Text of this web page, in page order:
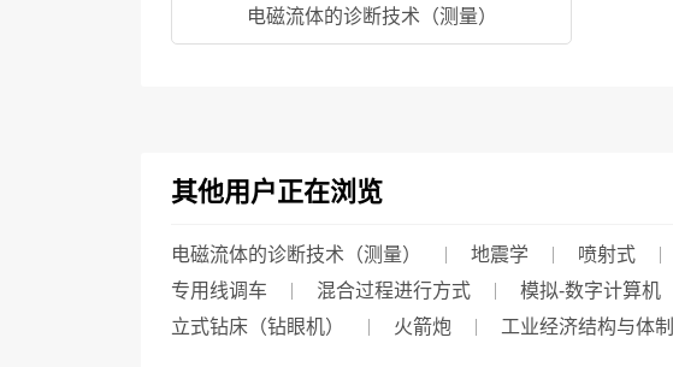
电磁流体的诊断技术（测量）
其他用户正在浏览
电磁流体的诊断技术（测量） 地震学 喷射式
专用线调车
混合过程进行方式 模拟-数字计算机
立式钻床（钻眼机）
火箭炮 工业经济结构与体制